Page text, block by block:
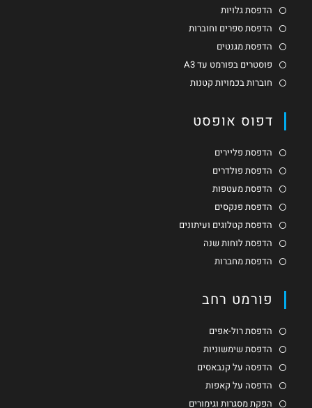
הדפסת גלויות
הדפסת ספרים וחוברות
הדפסת מגנטים
פוסטרים בפורמט עד A3
חוברות בכמויות קטנות
דפוס אופסט
הדפסת פליירים
הדפסת פולדרים
הדפסת מעטפות
הדפסת פנקסים
הדפסת קטלוגים ועיתונים
הדפסת לוחות שנה
הדפסת מחברות
פורמט רחב
הדפסת רול-אפים
הדפסת שימשוניות
הדפסה על קנבאסים
הדפסה על קאפות
הפקת מסגרות וגימורים